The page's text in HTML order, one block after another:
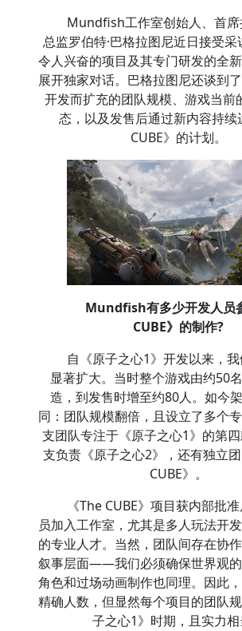
Mundfish工作室创始人、首
总监罗伯特·巴格拉图尼近日接受
令人兴奋的项目及其专门研发的全
展开独家对话。巴格拉图尼还谈到
开发而扩充的团队规模、游戏当前
态，以及发售后通过新内容持续
CUBE》的计划。
Mundfish有多少开发人员
CUBE》的制作?
自《原子之心1》开发以来，
显著扩大。当时整个游戏由约50
造，到发售时增至约80人。如今
同：团队规模翻倍，且设立了多个
支团队专注于《原子之心1》的第
支负责《原子之心2》，还有独立
CUBE》。
《The CUBE》项目获内部批
员加入工作室，尤其是多人玩法开
的专业人才。当然，团队间存在协
叙事层面——我们必须确保世界观
角色和过场动画制作也同理。因此
精确人数，但显然每个项目的团队
子之心1》时期，且实力相